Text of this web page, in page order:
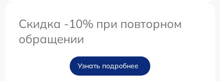
Скидка -10% при повторном
обращении
Узнать подробнее